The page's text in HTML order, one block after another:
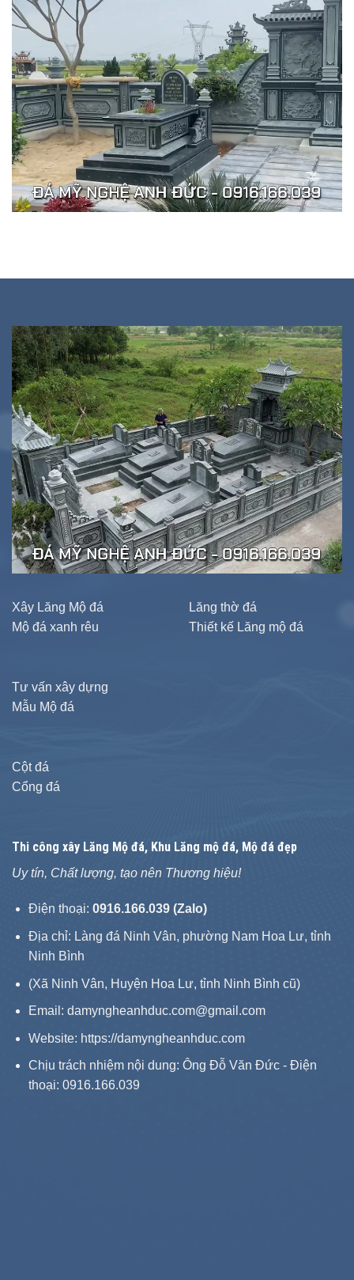
Xây Lăng Mộ đá
Mộ đá xanh rêu
Lăng thờ đá
Thiết kế Lăng mộ đá
Tư vấn xây dựng
Mẫu Mộ đá
Cột đá
Cổng đá
Thi công xây Lăng Mộ đá, Khu Lăng mộ đá, Mộ đá đẹp
Uy tín, Chất lượng, tạo nên Thương hiệu!
Điện thoại: 0916.166.039 (Zalo)
Địa chỉ: Làng đá Ninh Vân, phường Nam Hoa Lư, tỉnh
Ninh Bình
(Xã Ninh Vân, Huyện Hoa Lư, tỉnh Ninh Bình cũ)
Email: damyngheanhduc.com@gmail.com
Website: https://damyngheanhduc.com
Chịu trách nhiệm nội dung: Ông Đỗ Văn Đức - Điện
thoại: 0916.166.039